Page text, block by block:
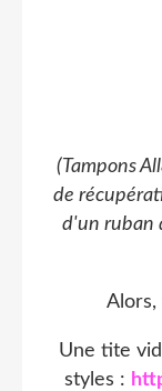
(Tampons
de
d'un ruban
Alors,
Une tite
styles :